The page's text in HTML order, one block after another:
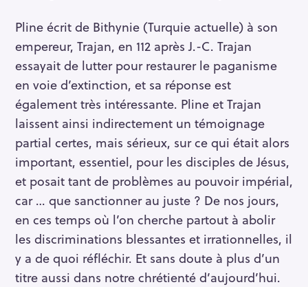
Pline écrit de Bithynie (Turquie actuelle) à son
empereur, Trajan, en 112 après J.-C. Trajan
essayait de lutter pour restaurer le paganisme
en voie d’extinction, et sa réponse est
également très intéressante. Pline et Trajan
laissent ainsi indirectement un témoignage
partial certes, mais sérieux, sur ce qui était alors
important, essentiel, pour les disciples de Jésus,
et posait tant de problèmes au pouvoir impérial,
car … que sanctionner au juste ? De nos jours,
en ces temps où l’on cherche partout à abolir
les discriminations blessantes et irrationnelles, il
y a de quoi réfléchir. Et sans doute à plus d’un
titre aussi dans notre chrétienté d’aujourd’hui.